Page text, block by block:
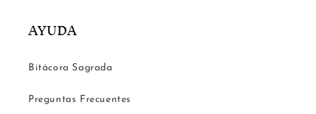
AYUDA
Bitácora Sagrada
Preguntas Frecuentes